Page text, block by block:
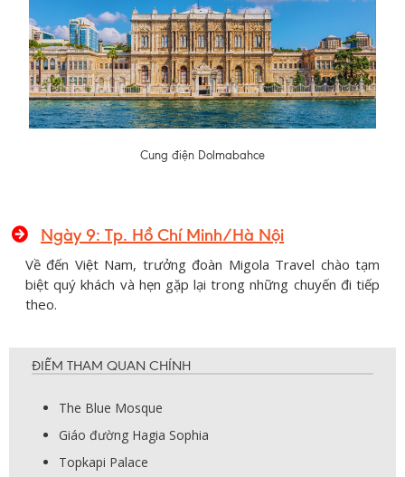
Cung điện Dolmabahce
Ngày 9: Tp. Hồ Chí Minh/Hà Nội
Về đến Việt Nam, trưởng đoàn Migola Travel chào tạm
biệt quý khách và hẹn gặp lại trong những chuyến đi tiếp
theo.
ĐIỂM THAM QUAN CHÍNH
The Blue Mosque
Giáo đường Hagia Sophia
Topkapi Palace